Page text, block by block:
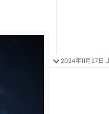
2024年11月27日